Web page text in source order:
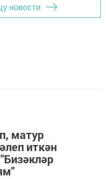
новости
матур
иткән